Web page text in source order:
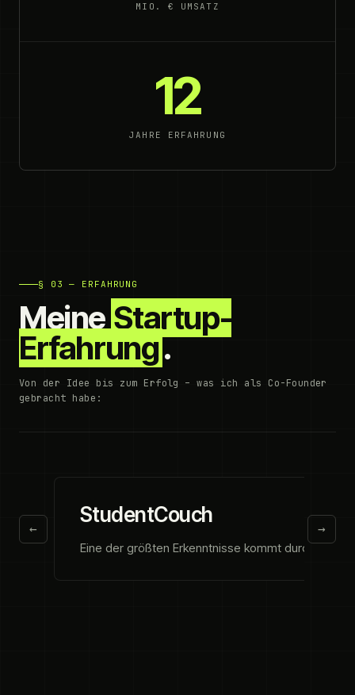
MIO. € UMSATZ
12
JAHRE ERFAHRUNG
§ 03 — ERFAHRUNG
MeineStartup-
Erfahrung.
Von der Idee bis zum Erfolg – was ich als Co-Founder
gebracht habe:
←
StudentCouch
Eine der größten Erkenntnisse kommt durch das
→